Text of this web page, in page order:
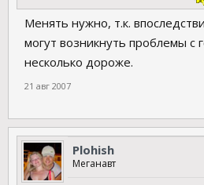
Менять нужно, т.к.
могут возникнуть проблемы с
несколько дороже.
21 авг 2007
Plohish
Меганавт